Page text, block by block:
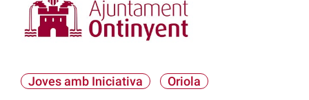
Joves amb Iniciativa Oriola